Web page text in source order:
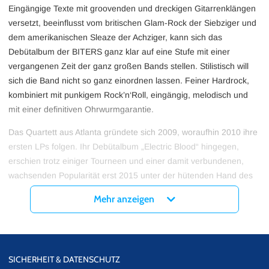
Eingängige Texte mit groovenden und dreckigen Gitarrenklängen
versetzt, beeinflusst vom britischen Glam-Rock der Siebziger und
dem amerikanischen Sleaze der Achziger, kann sich das
Debütalbum der BITERS ganz klar auf eine Stufe mit einer
vergangenen Zeit der ganz großen Bands stellen. Stilistisch will
sich die Band nicht so ganz einordnen lassen. Feiner Hardrock,
kombiniert mit punkigem Rock’n‘Roll, eingängig, melodisch und
mit einer definitiven Ohrwurmgarantie.
Das Quartett aus Atlanta gründete sich 2009, woraufhin 2010 ihre
ersten LPs folgen. Ihr Debütalbum „Electric Blood“ hingegen,
erschien trotz einiger Tourneen und einer damit verbundenen,
wachsenden Popularität erst 2015 unter der hütenden Hand des
Labels Erache Records.
Die englischen Magazine Kerrang! und Classic Rock sind
15.000 User an. Auch der Song „1975“ klingt so alt wie sein Titel
Mehr anzeigen
SICHERHEIT & DATENSCHUTZ